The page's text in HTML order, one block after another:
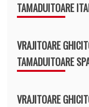
TAMADUITOARE
VRAJITOARE
TAMADUITOARE
VRAJITOARE